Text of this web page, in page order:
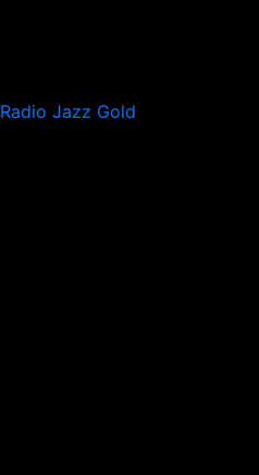
Radio Jazz Gold